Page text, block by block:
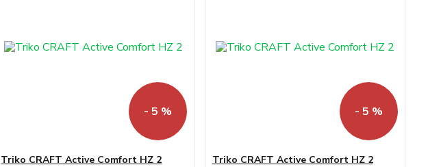
- 5 %
Triko CRAFT Active Comfort HZ 2
- 5 %
Triko CRAFT Active Comfort HZ 2